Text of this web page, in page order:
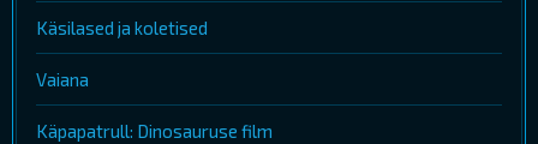
Käsilased ja koletised
Vaiana
Käpapatrull: Dinosauruse film